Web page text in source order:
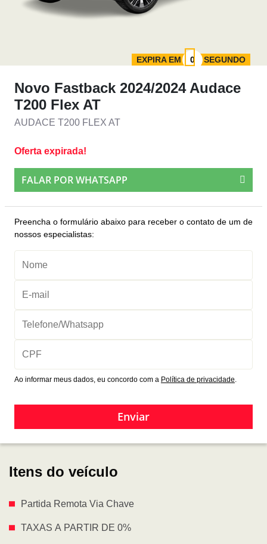
Itens do veículo
Partida Remota Via Chave
TAXAS A PARTIR DE 0%
EXPIRA EM SEGUNDO
Novo Fastback 2024/2024 Audace
T200 Flex AT
AUDACE T200 FLEX AT
Oferta expirada!
FALAR POR WHATSAPP
Preencha o formulário abaixo para receber o contato de um de
nossos especialistas:
Ao informar meus dados, eu concordo com a Política de privacidade
Enviar